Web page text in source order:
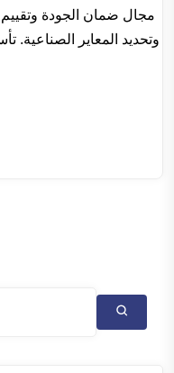
مجال ضمان الجودة وتقييم
وتحديد المعاير